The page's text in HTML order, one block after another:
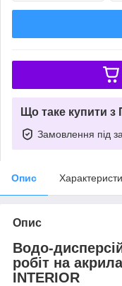
Що таке купити з
Замовлення під
Опис
Опис
Водо-
робіт на
INTERIOR